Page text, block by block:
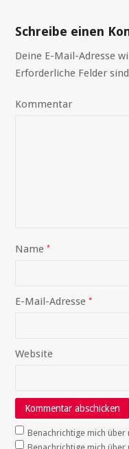
Schreibe einen
Deine E-Mail-Adresse
Erforderliche Felder
Kommentar
Name*
E-Mail-Adresse*
Website
Benachrichtige mich